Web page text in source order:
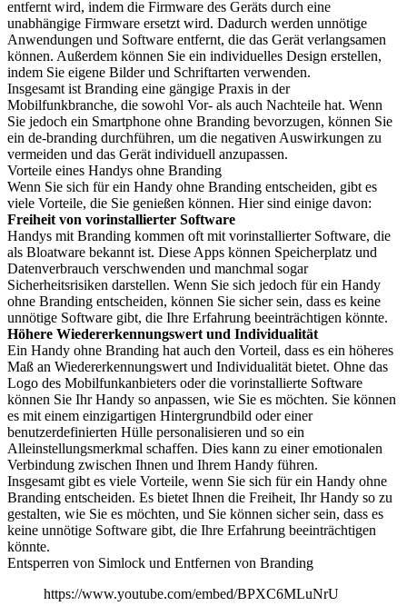
entfernt wird, indem die Firmware des Geräts durch eine
unabhängige Firmware ersetzt wird. Dadurch werden unnötige
Anwendungen und Software entfernt, die das Gerät verlangsamen
können. Außerdem können Sie ein individuelles Design erstellen,
indem Sie eigene Bilder und Schriftarten verwenden.
Insgesamt ist Branding eine gängige Praxis in der
Mobilfunkbranche, die sowohl Vor- als auch Nachteile hat. Wenn
Sie jedoch ein Smartphone ohne Branding bevorzugen, können Sie
ein de-branding durchführen, um die negativen Auswirkungen zu
vermeiden und das Gerät individuell anzupassen.
Vorteile eines Handys ohne Branding
Wenn Sie sich für ein Handy ohne Branding entscheiden, gibt es
viele Vorteile, die Sie genießen können. Hier sind einige davon:
Freiheit von vorinstallierter Software
Handys mit Branding kommen oft mit vorinstallierter Software, die
als Bloatware bekannt ist. Diese Apps können Speicherplatz und
Datenverbrauch verschwenden und manchmal sogar
Sicherheitsrisiken darstellen. Wenn Sie sich jedoch für ein Handy
ohne Branding entscheiden, können Sie sicher sein, dass es keine
unnötige Software gibt, die Ihre Erfahrung beeinträchtigen könnte.
Höhere Wiedererkennungswert und Individualität
Ein Handy ohne Branding hat auch den Vorteil, dass es ein höheres
Maß an Wiedererkennungswert und Individualität bietet. Ohne das
Logo des Mobilfunkanbieters oder die vorinstallierte Software
können Sie Ihr Handy so anpassen, wie Sie es möchten. Sie können
es mit einem einzigartigen Hintergrundbild oder einer
benutzerdefinierten Hülle personalisieren und so ein
Alleinstellungsmerkmal schaffen. Dies kann zu einer emotionalen
Verbindung zwischen Ihnen und Ihrem Handy führen.
Insgesamt gibt es viele Vorteile, wenn Sie sich für ein Handy ohne
Branding entscheiden. Es bietet Ihnen die Freiheit, Ihr Handy so zu
gestalten, wie Sie es möchten, und Sie können sicher sein, dass es
keine unnötige Software gibt, die Ihre Erfahrung beeinträchtigen
könnte.
Entsperren von Simlock und Entfernen von Branding
https://www.youtube.com/embed/BPXC6MLuNrU